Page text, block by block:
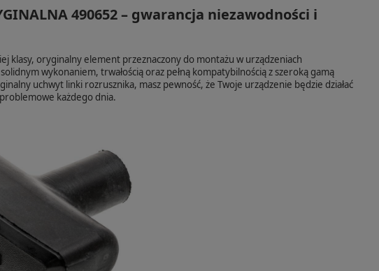
490652 – gwarancja niezawodności i
klasy, oryginalny element przeznaczony do montażu w urządzeniach
wykonaniem, trwałością oraz pełną kompatybilnością z szeroką gamą
uchwyt linki rozrusznika, masz pewność, że Twoje urządzenie będzie działać
każdego dnia.